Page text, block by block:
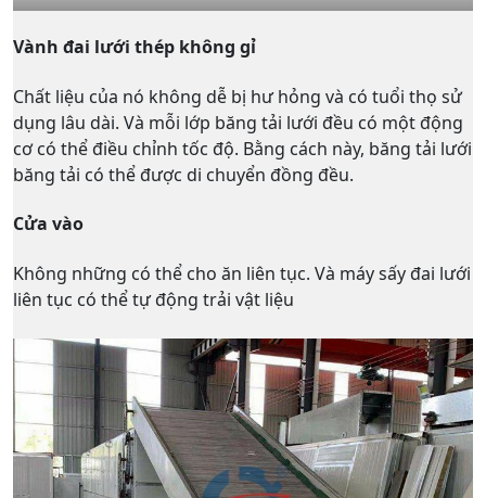
Vành đai lưới thép không gỉ
Chất liệu của nó không dễ bị hư hỏng và có tuổi thọ sử
dụng lâu dài. Và mỗi lớp băng tải lưới đều có một động
cơ có thể điều chỉnh tốc độ. Bằng cách này, băng tải lưới
băng tải có thể được di chuyển đồng đều.
Cửa vào
Không những có thể cho ăn liên tục. Và máy sấy đai lưới
liên tục có thể tự động trải vật liệu